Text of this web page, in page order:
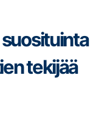
tekijää